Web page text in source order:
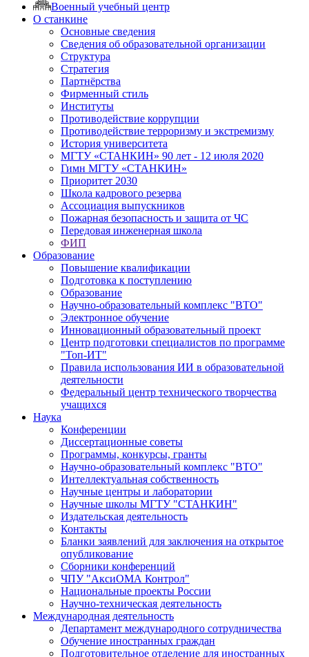
Военный учебный центр
О станкине
Основные сведения
Сведения об образовательной организации
Структура
Стратегия
Партнёрства
Фирменный стиль
Институты
Противодействие коррупции
Противодействие терроризму и экстремизму
История университета
МГТУ «СТАНКИН» 90 лет - 12 июля 2020
Гимн МГТУ «СТАНКИН»
Приоритет 2030
Школа кадрового резерва
Ассоциация выпускников
Пожарная безопасность и защита от ЧС
Передовая инженерная школа
ФИП
Образование
Повышение квалификации
Подготовка к поступлению
Образование
Научно-образовательный комплекс "ВТО"
Электронное обучение
Инновационный образовательный проект
Центр подготовки специалистов по программе
"Топ-ИТ"
Правила использования ИИ в образовательной
деятельности
Федеральный центр технического творчества
учащихся
Наука
Конференции
Диссертационные советы
Программы, конкурсы, гранты
Научно-образовательный комплекс "ВТО"
Интеллектуальная собственность
Научные центры и лаборатории
Научные школы МГТУ "СТАНКИН"
Издательская деятельность
Контакты
Бланки заявлений для заключения на открытое
опубликование
Сборники конференций
ЧПУ "АксиОМА Контрол"
Национальные проекты России
Научно-техническая деятельность
Международная деятельность
Департамент международного сотрудничества
Обучение иностранных граждан
Подготовительное отделение для иностранных